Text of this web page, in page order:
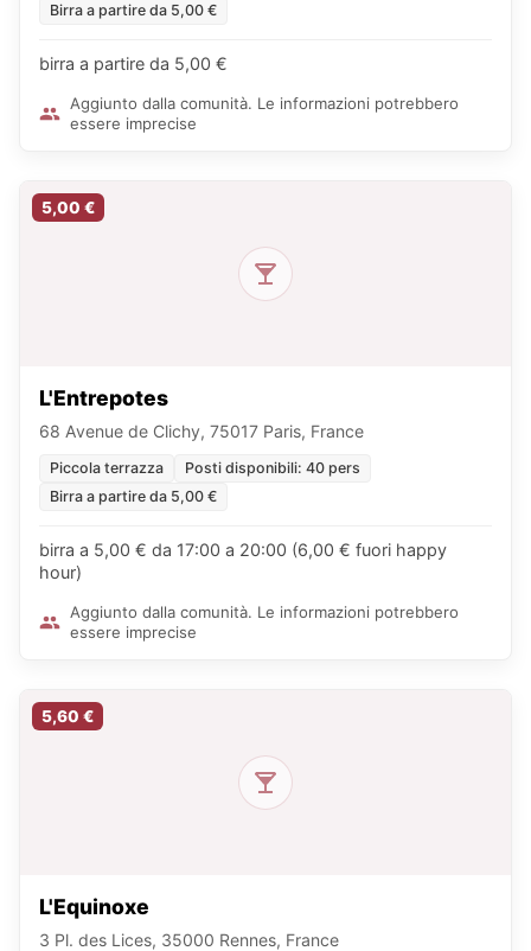
Birra a partire da 5,00 €
birra a partire da 5,00 €
Aggiunto dalla comunità. Le informazioni potrebbero
essere imprecise
5,00 €
L'Entrepotes
68 Avenue de Clichy, 75017 Paris, France
Piccola terrazza
Posti disponibili: 40 pers
Birra a partire da 5,00 €
birra a 5,00 € da 17:00 a 20:00 (6,00 € fuori happy
hour)
Aggiunto dalla comunità. Le informazioni potrebbero
essere imprecise
5,60 €
L'Equinoxe
3 Pl. des Lices, 35000 Rennes, France